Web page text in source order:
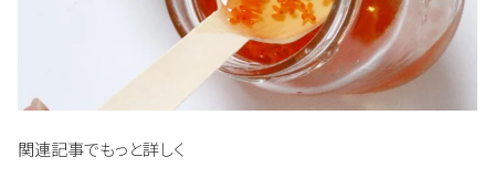
関連記事でもっと詳しく